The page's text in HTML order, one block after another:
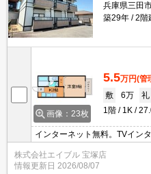
兵庫県三田
築29年
2階
画像：23枚
5.5万円(管
敷
6万 礼
1階
1K
インターネット無料。TVイン
帖の洋室をご覧ください。駅
0.55ヵ月分。白を基調とした
い!。
株式会社エイブル 宝塚店
情報更新日 2026/08/07